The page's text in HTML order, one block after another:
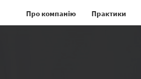
Про компанію Практики